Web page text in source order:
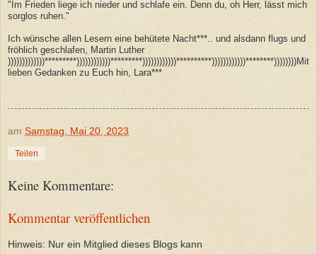
"Im Frieden liege ich nieder und schlafe ein. Denn du, oh Herr, lässt mich
sorglos ruhen."
Ich wünsche allen Lesern eine behütete Nacht***.. und alsdann flugs und
fröhlich geschlafen, Martin Luther
)))))))))))))*********))))))))))))*********))))))))))))**********))))))))))))********))))))))Mit
lieben Gedanken zu Euch hin, Lara***
am Samstag, Mai 20, 2023
Teilen
Keine Kommentare:
Kommentar veröffentlichen
Hinweis: Nur ein Mitglied dieses Blogs kann